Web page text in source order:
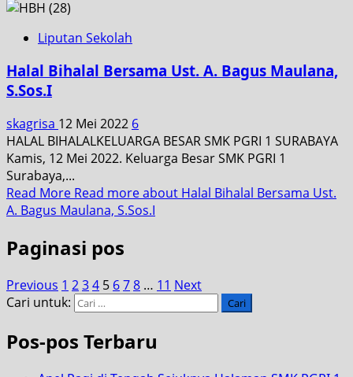
Liputan Sekolah
Halal Bihalal Bersama Ust. A. Bagus Maulana,
S.Sos.I
skagrisa 12 Mei 2022 6
HALAL BIHALALKELUARGA BESAR SMK PGRI 1 SURABAYA
Kamis, 12 Mei 2022. Keluarga Besar SMK PGRI 1
Surabaya,...
Read More Read more about Halal Bihalal Bersama Ust.
A. Bagus Maulana, S.Sos.I
Paginasi pos
Previous 1 234 5 678 … 11 Next
Cari untuk:
Pos-pos Terbaru